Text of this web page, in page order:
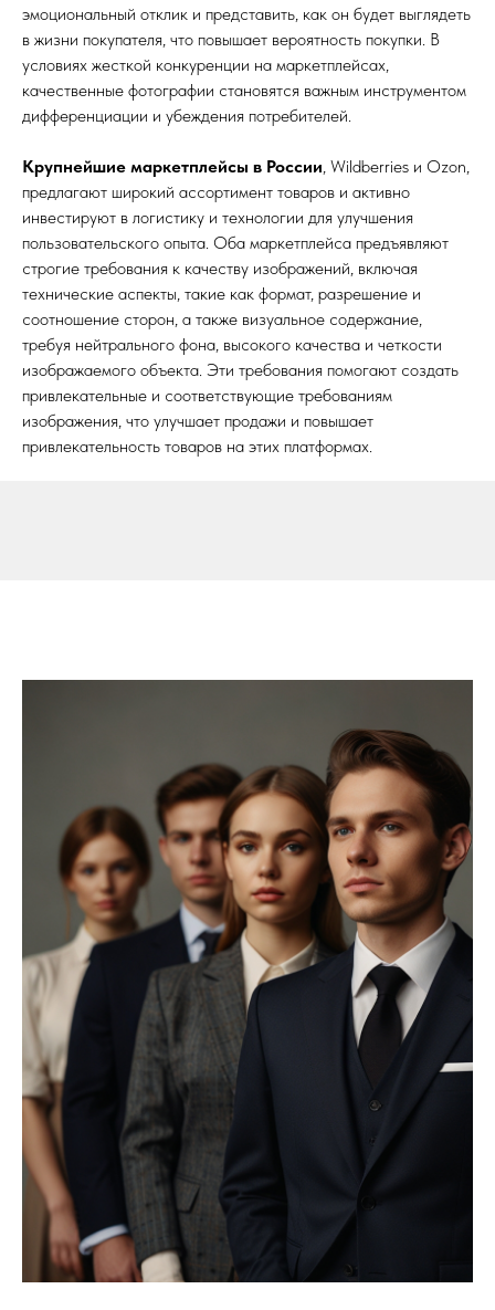
эмоциональный отклик и представить, как он будет выглядеть
в жизни покупателя, что повышает вероятность покупки. В
условиях жесткой конкуренции на маркетплейсах,
качественные фотографии становятся важным инструментом
дифференциации и убеждения потребителей.
Крупнейшие маркетплейсы в России, Wildberries и Ozon,
предлагают широкий ассортимент товаров и активно
инвестируют в логистику и технологии для улучшения
пользовательского опыта. Оба маркетплейса предъявляют
строгие требования к качеству изображений, включая
технические аспекты, такие как формат, разрешение и
соотношение сторон, а также визуальное содержание,
требуя нейтрального фона, высокого качества и четкости
изображаемого объекта. Эти требования помогают создать
привлекательные и соответствующие требованиям
изображения, что улучшает продажи и повышает
привлекательность товаров на этих платформах.